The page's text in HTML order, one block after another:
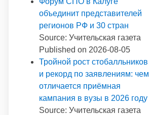
объединит представителей
регионов РФ и 30 стран
Source: Учительская газета
Published on 2026-08-05
Тройной рост стобалльников
и рекорд по заявлениям: чем
отличается приёмная
кампания в вузы в 2026 году
Source: Учительская газета